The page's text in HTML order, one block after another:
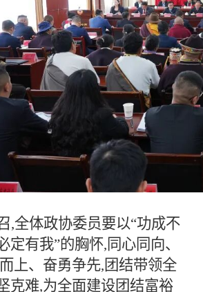
,全体政协委员要以“功成不
定有我”的胸怀,同心同向、
上、奋勇争先,团结带领全
克难,为全面建设团结富裕